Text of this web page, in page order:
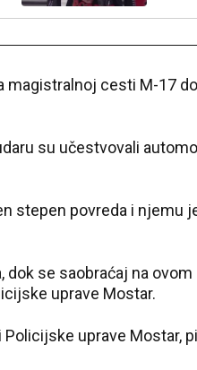
cesti M-17
su učestvovali
stepen povreda i njemu
dok se saobraćaj na
uprave Mostar.
uprave Mostar,